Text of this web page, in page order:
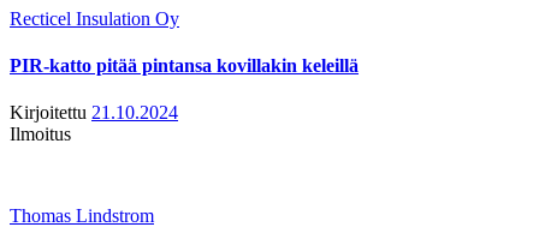
Recticel Insulation Oy
PIR-katto pitää pintansa kovillakin keleillä
Kirjoitettu 21.10.2024
Ilmoitus
Thomas Lindstrom